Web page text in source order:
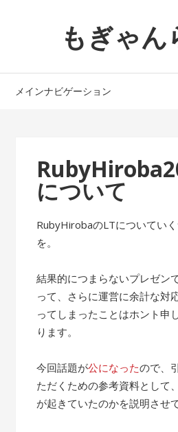
ョ
へ
もぎゃん
メインナビゲーション
について
RubyHirobaのLTについてい
を。
結果的につまらないプレゼン
って、さらに運営に余計な対
ってしまったことはホント申
ります。
今回話題が公になったので、
ただくための参考資料として
が起きていたのかを説明させ